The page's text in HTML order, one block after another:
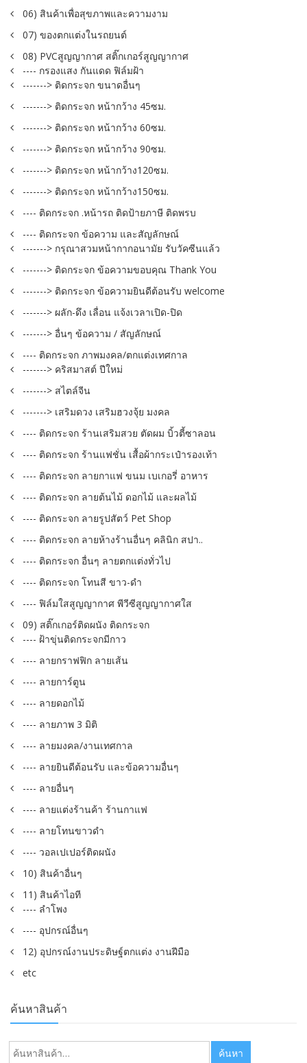
06) สินค้าเพื่อสุขภาพและความงาม
07) ของตกแต่งในรถยนต์
08) PVCสูญญากาศ สติ๊กเกอร์สูญญากาศ
---- กรองแสง กันแดด ฟิล์มฝ้า
-------> ติดกระจก ขนาดอื่นๆ
-------> ติดกระจก หน้ากว้าง 45ซม.
-------> ติดกระจก หน้ากว้าง 60ซม.
-------> ติดกระจก หน้ากว้าง 90ซม.
-------> ติดกระจก หน้ากว้าง120ซม.
-------> ติดกระจก หน้ากว้าง150ซม.
---- ติดกระจก .หน้ารถ ติดป้ายภาษี ติดพรบ
---- ติดกระจก ข้อความ และสัญลักษณ์
-------> กรุณาสวมหน้ากากอนามัย รับวัคซีนแล้ว
-------> ติดกระจก ข้อความขอบคุณ Thank You
-------> ติดกระจก ข้อความยินดีต้อนรับ welcome
-------> ผลัก-ดึง เลื่อน แจ้งเวลาเปิด-ปิด
-------> อื่นๆ ข้อความ / สัญลักษณ์
---- ติดกระจก ภาพมงคล/ตกแต่งเทศกาล
-------> คริสมาสต์ ปีใหม่
-------> สไตล์จีน
-------> เสริมดวง เสริมฮวงจุ้ย มงคล
---- ติดกระจก ร้านเสริมสวย ตัดผม บิ้วตี้ซาลอน
---- ติดกระจก ร้านแฟชั่น เสื้อผ้ากระเป๋ารองเท้า
---- ติดกระจก ลายกาแฟ ขนม เบเกอรี่ อาหาร
---- ติดกระจก ลายต้นไม้ ดอกไม้ และผลไม้
---- ติดกระจก ลายรูปสัตว์ Pet Shop
---- ติดกระจก ลายห้างร้านอื่นๆ คลินิก สปา..
---- ติดกระจก อื่นๆ ลายตกแต่งทั่วไป
---- ติดกระจก โทนสี ขาว-ดำ
---- ฟิล์มใสสูญญากาศ พีวีซีสูญญากาศใส
09) สติ๊กเกอร์ติดผนัง ติดกระจก
---- ฝ้าขุ่นติดกระจกมีกาว
---- ลายกราฟฟิก ลายเส้น
---- ลายการ์ตูน
---- ลายดอกไม้
---- ลายภาพ 3 มิติ
---- ลายมงคล/งานเทศกาล
---- ลายยินดีต้อนรับ และข้อความอื่นๆ
---- ลายอื่นๆ
---- ลายแต่งร้านค้า ร้านกาแฟ
---- ลายโทนขาวดำ
---- วอลเปเปอร์ติดผนัง
10) สินค้าอื่นๆ
11) สินค้าไอที
---- ลำโพง
---- อุปกรณ์อื่นๆ
12) อุปกรณ์งานประดิษฐ์ตกแต่ง งานฝีมือ
etc
ค้นหาสินค้า
ค้นหา: ค้นหา